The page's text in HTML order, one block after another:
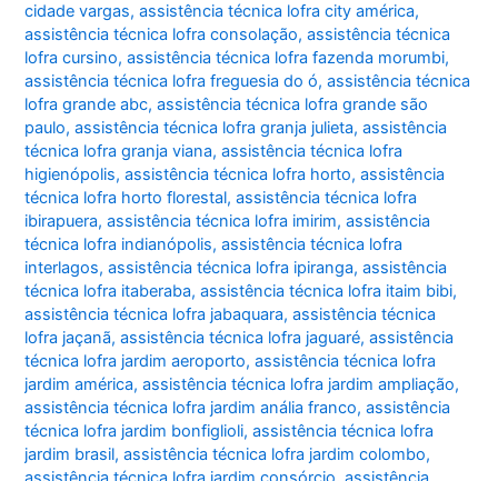
cidade vargas,assistência técnica lofra city américa,
assistência técnica lofra consolação,assistência técnica
lofra cursino,assistência técnica lofra fazenda morumbi,
assistência técnica lofra freguesia do ó,assistência técnica
lofra grande abc,assistência técnica lofra grande são
paulo,assistência técnica lofra granja julieta,assistência
técnica lofra granja viana,assistência técnica lofra
higienópolis,assistência técnica lofra horto,assistência
técnica lofra horto florestal,assistência técnica lofra
ibirapuera,assistência técnica lofra imirim,assistência
técnica lofra indianópolis,assistência técnica lofra
interlagos,assistência técnica lofra ipiranga,assistência
técnica lofra itaberaba,assistência técnica lofra itaim bibi,
assistência técnica lofra jabaquara,assistência técnica
lofra jaçanã,assistência técnica lofra jaguaré,assistência
técnica lofra jardim aeroporto,assistência técnica lofra
jardim américa,assistência técnica lofra jardim ampliação,
assistência técnica lofra jardim anália franco,assistência
técnica lofra jardim bonfiglioli,assistência técnica lofra
jardim brasil,assistência técnica lofra jardim colombo,